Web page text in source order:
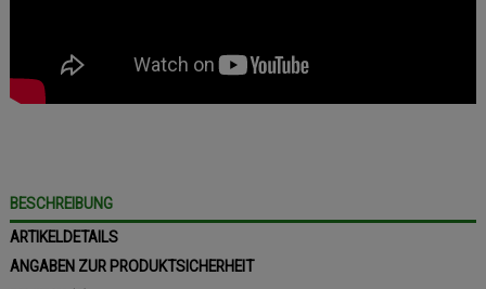
BESCHREIBUNG
ARTIKELDETAILS
ANGABEN ZUR PRODUKTSICHERHEIT